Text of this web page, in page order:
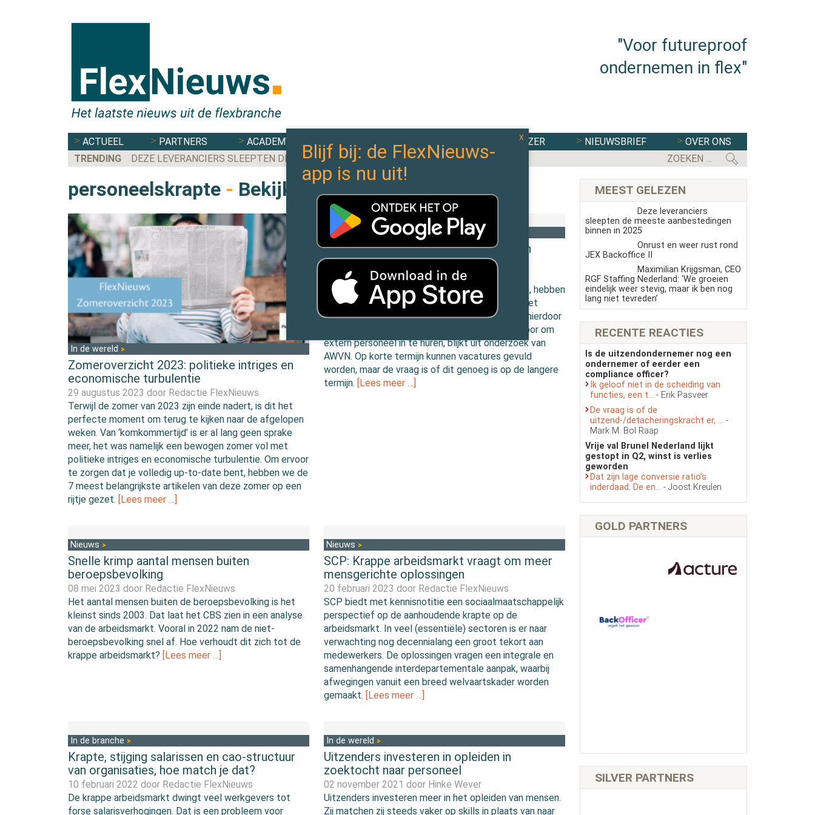
"Voor futureproof
ondernemen in flex"
ACTUEEL PARTNERS ACADEMY TOP 100 CAO WIJZER NIEUWSBRIEF
OVER ONS
TRENDING
DEZE LEVERANCIERS SLEEPTEN DE MEESTE AANBESTEDINGEN BINNEN IN 2025
personeelskrapte - Bekijk alle berichten
In de wereld
Zomeroverzicht 2023: politieke intriges en
economische turbulentie
29 augustus 2023 door Redactie FlexNieuws
Terwijl de zomer van 2023 zijn einde nadert, is dit het
perfecte moment om terug te kijken naar de afgelopen
weken. Van ‘komkommertijd’ is er al lang geen sprake
meer, het was namelijk een bewogen zomer vol met
politieke intriges en economische turbulentie. Om ervoor
te zorgen dat je volledig up-to-date bent, hebben we de
7 meest belangrijkste artikelen van deze zomer op een
rijtje gezet. [Lees meer …]
In de wereld
Toename inzet extern personeel tegen
personeelstekorten
09 mei 2023 doorRedactie FlexNieuws
Met de aanhoudende krapte op de arbeidsmarkt, hebben
veel werkgevers last van personeelstekorten. Het
binden van (nieuw) personeel blijkt lastig. Mede hierdoor
kiest 81% van de ondervraagde werkgevers ervoor om
extern personeel in te huren, blijkt uit onderzoek van
AWVN. Op korte termijn kunnen vacatures gevuld
worden, maar de vraag is of dit genoeg is op de langere
termijn. [Lees meer …]
Nieuws
Snelle krimp aantal mensen buiten
beroepsbevolking
08 mei 2023 door Redactie FlexNieuws
Het aantal mensen buiten de beroepsbevolking is het
kleinst sinds 2003. Dat laat het CBS zien in een analyse
van de arbeidsmarkt. Vooral in 2022 nam de niet-
beroepsbevolking snel af. Hoe verhoudt dit zich tot de
krappe arbeidsmarkt? [Lees meer …]
Nieuws
SCP: Krappe arbeidsmarkt vraagt om meer
mensgerichte oplossingen
20 februari 2023 door Redactie FlexNieuws
SCP biedt met kennisnotitie een sociaalmaatschappelijk
perspectief op de aanhoudende krapte op de
arbeidsmarkt. In veel (essentiële) sectoren is er naar
verwachting nog decennialang een groot tekort aan
medewerkers. De oplossingen vragen een integrale en
samenhangende interdepartementale aanpak, waarbij
afwegingen vanuit een breed welvaartskader worden
gemaakt. [Lees meer …]
In de branche
Krapte, stijging salarissen en cao-structuur
van organisaties, hoe match je dat?
10 februari 2022 door Redactie FlexNieuws
De krappe arbeidsmarkt dwingt veel werkgevers tot
forse salarisverhogingen. Dat is een probleem voor
In de wereld
Uitzenders investeren in opleiden in
zoektocht naar personeel
02 november 2021 door Hinke Wever
Uitzenders investeren meer in het opleiden van mensen.
Zij matchen zij steeds vaker op skills in plaats van naar
MEEST GELEZEN
Deze leveranciers
sleepten de meeste aanbestedingen
binnen in 2025
Onrust en weer rust rond
JEX Backoffice II
Maximilian Krijgsman, CEO
RGF Staffing Nederland: ‘We groeien
eindelijk weer stevig, maar ik ben nog
lang niet tevreden’
RECENTE REACTIES
Is de uitzendondernemer nog een
ondernemer of eerder een
compliance officer?
Ik geloof niet in de scheiding van
functies, een t... - Erik Pasveer
De vraag is of de
uitzend-/detacheringskracht er, ... -
Mark M. Bol Raap
Vrije val Brunel Nederland lijkt
gestopt in Q2, winst is verlies
geworden
Dat zijn lage conversie ratio’s
inderdaad. De en... - Joost Kreulen
GOLD PARTNERS
SILVER PARTNERS